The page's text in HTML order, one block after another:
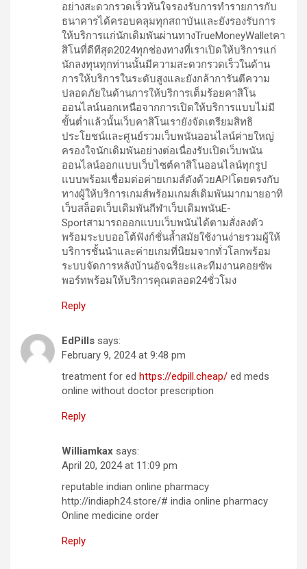
อย่างสะดวกรวดเร็วทันใจรองรับการทำรายการกับ
ธนาคารได้ครอบคลุมทุกสถาบันและยังรองรับการ
ให้บริการแก่นักเดิมพันผ่านทางTrueMoneyWalletคา
สิโนที่ดีทีสุด2024ทุกช่องทางที่เราเปิดให้บริการแก่
นักลงทุนทุกท่านนั้นมีความสะดวกรวดเร็วในด้าน
การให้บริการในระดับสูงและยังกล้าการันตีความ
ปลอดภัยในด้านการให้บริการเต็มร้อยคาสิโน
ออนไลน์นอกเหนือจากการเปิดให้บริการแบบไม่มี
ขั้นต่ำแล้วนั้นเว็บคาสิโนเรายังจัดเตรียมสิทธิ
ประโยชน์และศูนย์รวมเว็บพนันออนไลน์ค่ายใหญ่
ครองใจนักเดิมพันอย่างต่อเนื่องรับเปิดเว็บพนัน
ออนไลน์ออกแบบเว็บไซต์คาสิโนออนไลน์ทุกรูป
แบบพร้อมเชื่อมต่อค่ายเกมส์ดังด้วยAPIโดยตรงกับ
ทางผู้ให้บริการเกมส์พร้อมเกมส์เดิมพันมากมายอาทิ
เว็บสล็อตเว็บเดิมพันกีฬาเว็บเดิมพนันE-
Sportสามารถออกแบบเว็บพนันได้ตามสั่งลงตัว
พร้อมระบบออโต้ฟังก์ชั่นล้ำสมัยใช้งานง่ายรวมผู้ให้
บริการชั้นนำและค่ายเกมที่นิยมจากทั่วโลกพร้อม
ระบบจัดการหลังบ้านอัจฉริยะและทีมงานคอยซัพ
พอร์ทพร้อมให้บริการคุณตลอด24ชั่วโมง
Reply
EdPills says:
February 9, 2024 at 9:48 pm
treatment for ed https://edpill.cheap/ ed meds
online without doctor prescription
Reply
Williamkax says:
April 20, 2024 at 11:09 pm
reputable indian online pharmacy
http://indiaph24.store/# india online pharmacy
Online medicine order
Reply